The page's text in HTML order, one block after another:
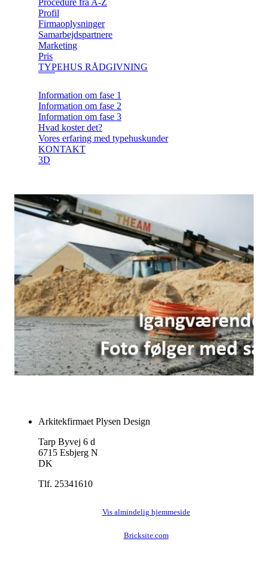
Procedure fra A-Z
Profil
Firmaoplysninger
Samarbejdspartnere
Marketing
Pris
TYPEHUS RÅDGIVNING
Information om fase 1
Information om fase 2
Information om fase 3
Hvad koster det?
Vores erfaring med typehuskunder
KONTAKT
3D
Arkitekfirmaet Plysen Design
Tarp Byvej 6 d
6715 Esbjerg N
DK
Tlf. 25341610
Vis almindelig hjemmeside
Bricksite.com